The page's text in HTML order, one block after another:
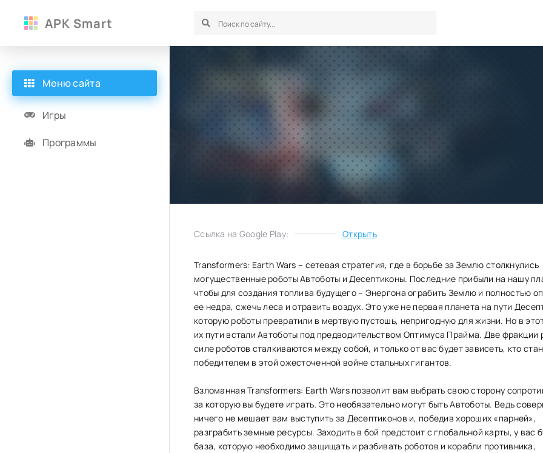
APK Smart
Transformers: Earth Wars
много денег
Игры / Стратегии
Скачать
Ссылка на Google Play: Открыть
Transformers: Earth Wars – сетевая стратегия, где в борьбе за Землю столкнулись
могущественные роботы Автоботы и Десептиконы. Последние прибыли на нашу
чтобы для создания топлива будущего – Энергона ограбить Землю и полностью
ее недра, сжечь леса и отравить воздух. Это уже не первая планета на пути
которую роботы превратили в мертвую пустошь, непригодную для жизни. Но в
их пути встали Автоботы под предводительством Оптимуса Прайма. Две фракции
силе роботов сталкиваются между собой, и только от вас будет зависеть, кто
победителем в этой ожесточенной войне стальных гигантов.
Взломанная Transformers: Earth Wars позволит вам выбрать свою сторону
за которую вы будете играть. Это необязательно могут быть Автоботы. Ведь
ничего не мешает вам выступить за Десептиконов и, победив хороших «парней»,
разграбить земные ресурсы. Заходить в бой предстоит с глобальной карты, у вас
база, которую необходимо защищать и разбивать роботов и корабли противника,
Меню сайта
Игры
Программы